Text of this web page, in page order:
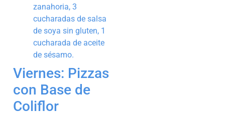
zanahoria, 3
cucharadas de salsa
de soya sin gluten, 1
cucharada de aceite
de sésamo.
Viernes: Pizzas
con Base de
Coliflor